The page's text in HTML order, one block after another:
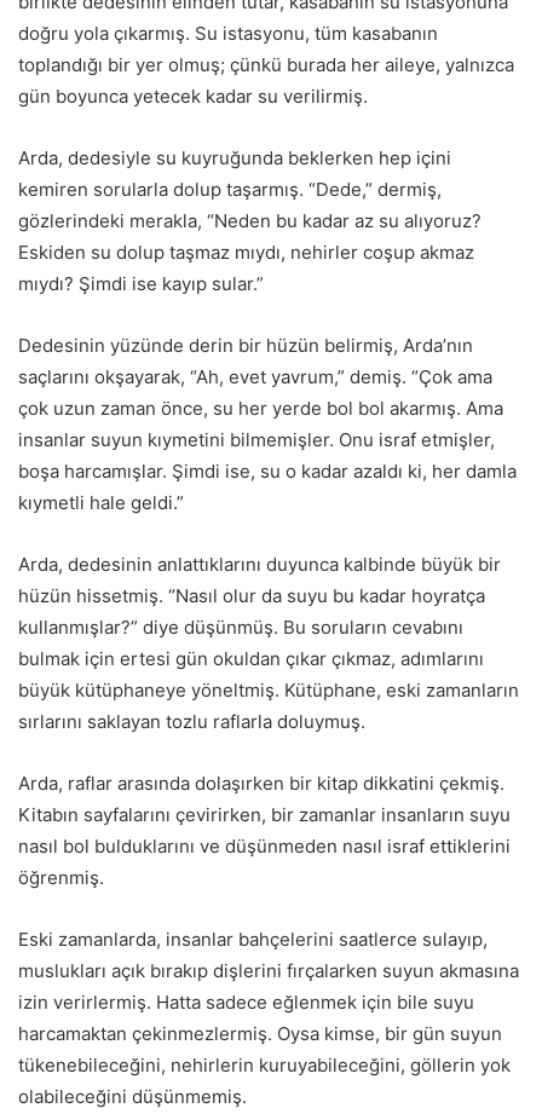
doğru yola çıkarmış. Su istasyonu, tüm kasabanın
toplandığı bir yer olmuş; çünkü burada her aileye, yalnızca
gün boyunca yetecek kadar su verilirmiş.
Arda, dedesiyle su kuyruğunda beklerken hep içini
kemiren sorularla dolup taşarmış. “Dede,” dermiş,
gözlerindeki merakla, “Neden bu kadar az su alıyoruz?
Eskiden su dolup taşmaz mıydı, nehirler coşup akmaz
mıydı? Şimdi ise kayıp sular.”
Dedesinin yüzünde derin bir hüzün belirmiş, Arda’nın
saçlarını okşayarak, “Ah, evet yavrum,” demiş. “Çok ama
çok uzun zaman önce, su her yerde bol bol akarmış. Ama
insanlar suyun kıymetini bilmemişler. Onu israf etmişler,
boşa harcamışlar. Şimdi ise, su o kadar azaldı ki, her damla
kıymetli hale geldi.”
Arda, dedesinin anlattıklarını duyunca kalbinde büyük bir
hüzün hissetmiş. “Nasıl olur da suyu bu kadar hoyratça
kullanmışlar?” diye düşünmüş. Bu soruların cevabını
bulmak için ertesi gün okuldan çıkar çıkmaz, adımlarını
büyük kütüphaneye yöneltmiş. Kütüphane, eski zamanların
sırlarını saklayan tozlu raflarla doluymuş.
Arda, raflar arasında dolaşırken bir kitap dikkatini çekmiş.
Kitabın sayfalarını çevirirken, bir zamanlar insanların suyu
nasıl bol bulduklarını ve düşünmeden nasıl israf ettiklerini
öğrenmiş.
Eski zamanlarda, insanlar bahçelerini saatlerce sulayıp,
muslukları açık bırakıp dişlerini fırçalarken suyun akmasına
izin verirlermiş. Hatta sadece eğlenmek için bile suyu
harcamaktan çekinmezlermiş. Oysa kimse, bir gün suyun
tükenebileceğini, nehirlerin kuruyabileceğini, göllerin yok
olabileceğini düşünmemiş.